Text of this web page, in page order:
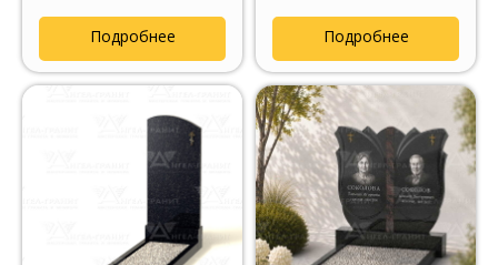
Подробнее
гранита.
Подробнее